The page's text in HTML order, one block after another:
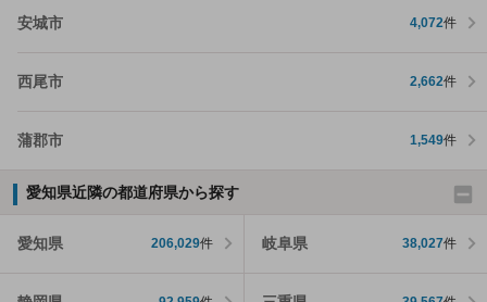
安城市 4,072件
西尾市 2,662件
蒲郡市 1,549件
愛知県近隣の都道府県から探す
愛知県 206,029件 岐阜県 38,027件